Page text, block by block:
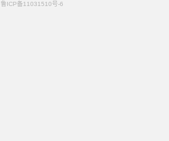
鲁ICP备11031510号-6